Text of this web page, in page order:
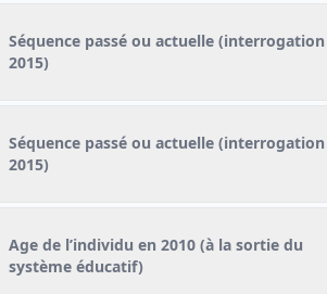
Séquence passé ou actuelle
2015)
Séquence passé ou actuelle
2015)
Age de l’individu en 2010 (à la sortie du
système éducatif)